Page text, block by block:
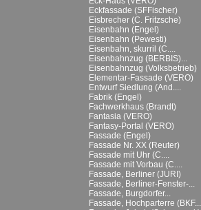
Eckfassade (SFFischer)
Eisbrecher (C. Fritzsche)
Eisenbahn (Engel)
Eisenbahn (Pewesti)
Eisenbahn, skurril (C....
Eisenbahnzug (BERBIS)...
Eisenbahnzug (Volksbetrieb)
Elementar-Fassade (VERO)
Entwurf Siedlung (And....
Fabrik (Engel)
Fachwerkhaus (Brandt)
Fantasia (VERO)
Fantasy-Portal (VERO)
Fassade (Engel)
Fassade Nr. XX (Reuter)
Fassade mit Uhr (C....
Fassade mit Vorbau (C....
Fassade, Berliner (JURI)
Fassade, Berliner-Fenster-...
Fassade, Burgdorfer...
Fassade, Hochparterre (BKF...